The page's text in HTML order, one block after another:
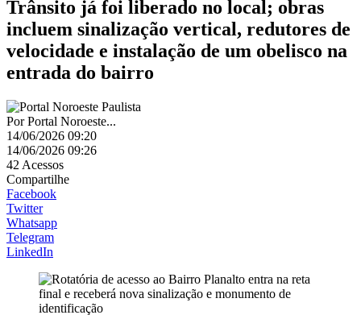
Trânsito já foi liberado no local; obras
incluem sinalização vertical, redutores de
velocidade e instalação de um obelisco na
entrada do bairro
PorPortal Noroeste...
14/06/2026 09:20
14/06/2026 09:26
42 Acessos
Compartilhe
Facebook
Twitter
Whatsapp
Telegram
LinkedIn